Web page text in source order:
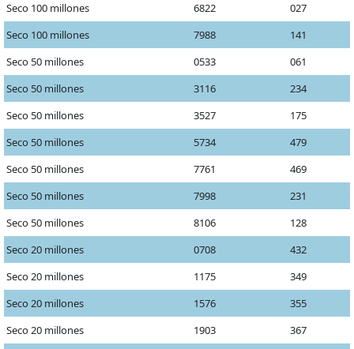
Seco 100 millones
6822
027
Seco 100 millones
7988
141
Seco 50 millones
0533
061
Seco 50 millones
3116
234
Seco 50 millones
3527
175
Seco 50 millones
5734
479
Seco 50 millones
7761
469
Seco 50 millones
7998
231
Seco 50 millones
8106
128
Seco 20 millones
0708
432
Seco 20 millones
1175
349
Seco 20 millones
1576
355
Seco 20 millones
1903
367